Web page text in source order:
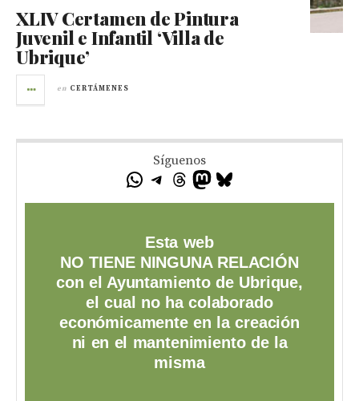
XLIV Certamen de Pintura
Juvenil e Infantil ‘Villa de
Ubrique’
en CERTÁMENES
Síguenos
Esta web
NO TIENE NINGUNA RELACIÓN
con el Ayuntamiento de Ubrique,
el cual no ha colaborado
económicamente en la creación
ni en el mantenimiento de la
misma